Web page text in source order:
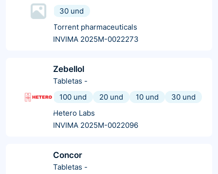
30 und
Torrent pharmaceuticals
INVIMA 2025M-0022273
Zebellol
Tabletas -
100 und
20 und 10 und
30 und
Hetero Labs
INVIMA 2025M-0022096
Concor
Tabletas -